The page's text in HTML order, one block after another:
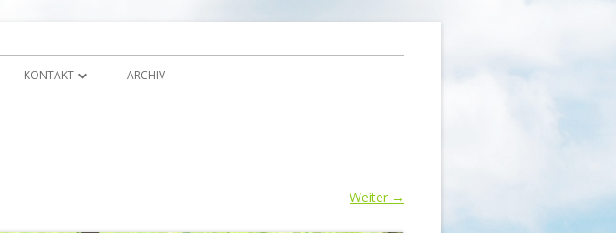
Zum
InhaltKONTAKT ARCHIV
Weiter →